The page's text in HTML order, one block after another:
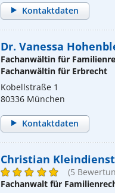
Kontaktdaten
Dr. Vanessa
Fachanwältin für
Fachanwältin für Erbrecht
Kobellstraße 1
80336 München
Kontaktdaten
Christian Kleindienst
(5
Fachanwalt für